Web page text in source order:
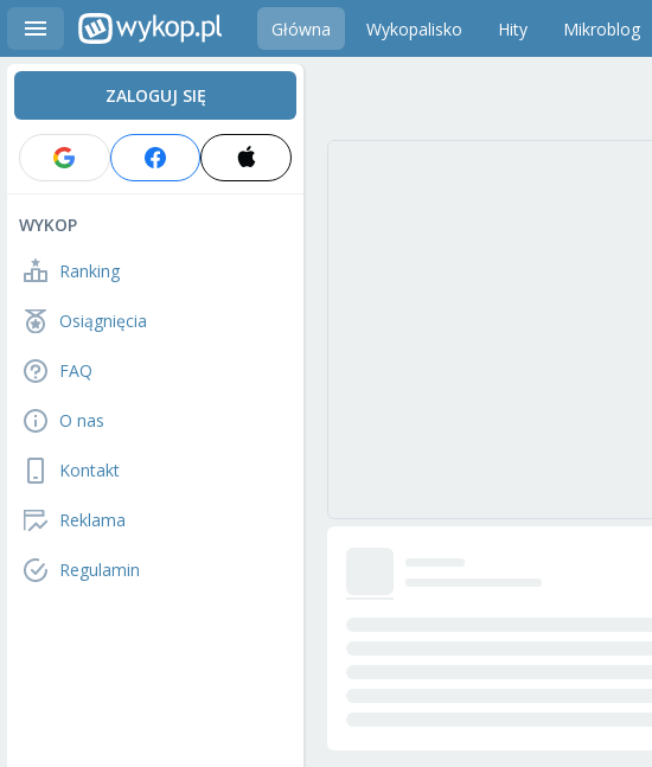
Główna Wykopalisko Hity Mikroblog
ZALOGUJ SIĘ
WYKOP
Ranking
Osiągnięcia
FAQ
O nas
Kontakt
Reklama
Regulamin